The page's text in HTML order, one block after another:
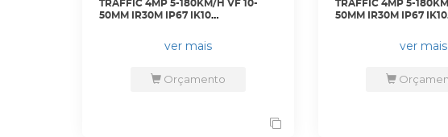
TRAFFIC 4MP 5-180KM/H VF 10-
50MM IR30M IP67 IK10
ITC431-RW1F-IRL8-C2-FB- - DAHUA
ver mais
Orçamento
TRAFFIC 4MP 5-
50MM IR30M IP67 IK10
ITC431-RW1F-IRL8-
ver mais